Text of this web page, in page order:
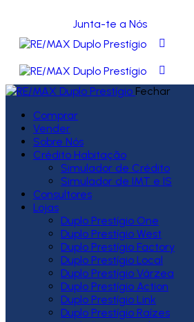
Junta-te a Nós
Fechar
Comprar
Vender
Sobre Nós
Crédito Habitação
Simulador de Crédito
Simulador de IMT e IS
Consultores
Lojas
Duplo Prestígio One
Duplo Prestígio West
Duplo Prestígio Factory
Duplo Prestígio Local
Duplo Prestígio Várzea
Duplo Prestígio Action
Duplo Prestígio Link
Duplo Prestígio Raízes